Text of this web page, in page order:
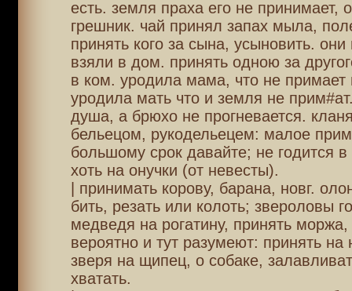
есть. земля праха его не принимает,
грешник. чай принял запах мыла,
принять кого за сына, усыновить. они
взяли в дом. принять одною за
в ком. уродила мама, что не примает
уродила мать что и земля не
душа, а брюхо не прогневается.
бельецом, рукодельецем: малое
большому срок давайте; не годится в
хоть на онучки (от невесты).
| принимать корову, барана, новг.
бить, резать или колоть; звероловы
медведя на рогатину, принять
вероятно и тут разумеют: принять на
зверя на щипец, о собаке,
хватать.